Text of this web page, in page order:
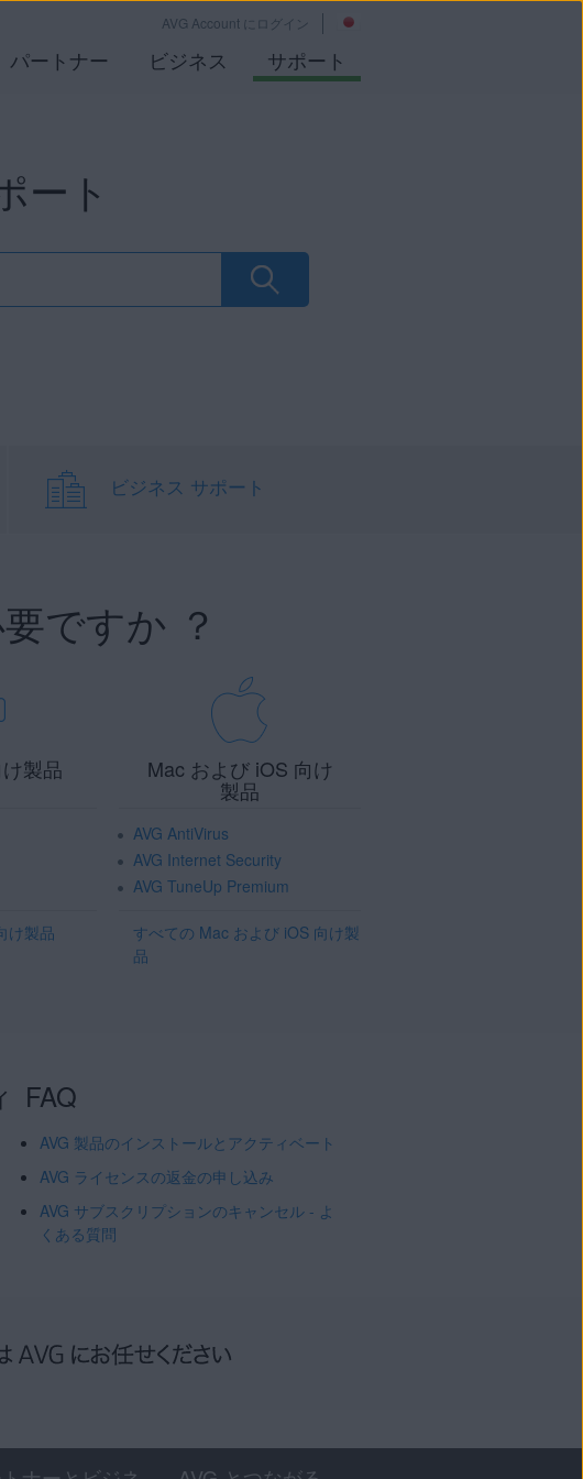
AVG Account にログイン
パートナー ビジネス サポート
ート
ビジネス サポート
ですか ？
製品
け製品
Mac および iOS 向け
製品
AVG AntiVirus
AVG Internet Security
AVG TuneUp Premium
すべての Mac および iOS 向け製
品
FAQ
AVG 製品のインストールとアクティベート
AVG ライセンスの返金の申し込み
AVG サブスクリプションのキャンセル - よ
くある質問